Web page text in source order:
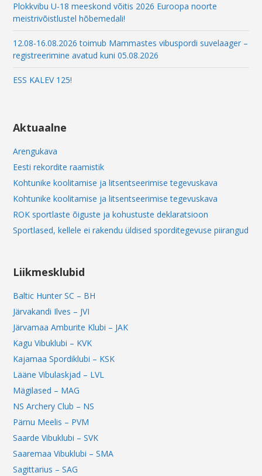
Plokkvibu U-18 meeskond võitis 2026 Euroopa noorte
meistrivõistlustel hõbemedali!
12.08-16.08.2026 toimub Mammastes vibuspordi suvelaager –
registreerimine avatud kuni 05.08.2026
ESS KALEV 125!
Aktuaalne
Arengukava
Eesti rekordite raamistik
Kohtunike koolitamise ja litsentseerimise tegevuskava
Kohtunike koolitamise ja litsentseerimise tegevuskava
ROK sportlaste õiguste ja kohustuste deklaratsioon
Sportlased, kellele ei rakendu üldised sporditegevuse piirangud
Liikmesklubid
Baltic Hunter SC – BH
Järvakandi Ilves – JVI
Järvamaa Amburite Klubi – JAK
Kagu Vibuklubi – KVK
Kajamaa Spordiklubi – KSK
Lääne Vibulaskjad – LVL
Mägilased – MAG
NS Archery Club – NS
Pärnu Meelis – PVM
Saarde Vibuklubi – SVK
Saaremaa Vibuklubi – SMA
Sagittarius – SAG